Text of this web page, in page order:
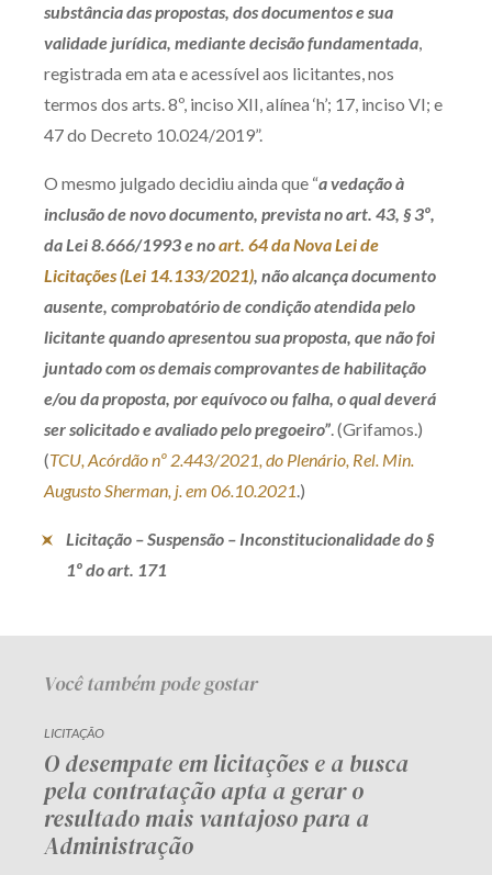
Zênite in Company
Diferenciais
Receba por RSS
Av. Sete de Setembro, 4698
Batel Curitiba/PR CEP 80240-000
Telefone (41) 2109-8666
Whatsapp (41) 98881-6616
substância das propostas, dos documentos e sua
validade jurídica, mediante decisão fundamentada,
registrada em ata e acessível aos licitantes, nos
termos dos arts. 8º, inciso XII, alínea ‘h’; 17, inciso VI; e
47 do Decreto 10.024/2019”.
O mesmo julgado decidiu ainda que “a vedação à
inclusão de novo documento, prevista no art. 43, § 3º,
da Lei 8.666/1993 e noart. 64 da Nova Lei de
Licitações (Lei 14.133/2021), não alcança documento
ausente, comprobatório de condição atendida pelo
licitante quando apresentou sua proposta, que não foi
juntado com os demais comprovantes de habilitação
e/ou da proposta, por equívoco ou falha, o qual deverá
ser solicitado e avaliado pelo pregoeiro”. (Grifamos.)
(TCU, Acórdão nº 2.443/2021, do Plenário, Rel. Min.
Augusto Sherman, j. em 06.10.2021.)
Licitação – Suspensão – Inconstitucionalidade do §
1º do art. 171
Você também pode gostar
LICITAÇÃO
O desempate em licitações e a busca
pela contratação apta a gerar o
resultado mais vantajoso para a
Administração